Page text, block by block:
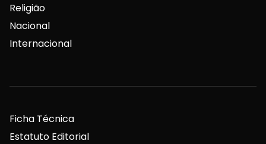
Religião
Nacional
Internacional
Ficha Técnica
Estatuto Editorial